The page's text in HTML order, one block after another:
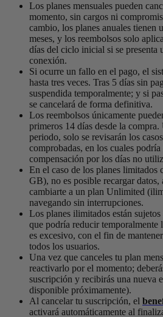
Los planes mensuales pueden
momento, sin cargos ni
cambio, los planes anuales tienen
meses, y los reembolsos solo
días del ciclo inicial si se presenta
conexión.
Si ocurre un fallo en el pago, el
hasta tres veces. Tras 5 días sin
suspendida temporalmente; y si
se cancelará de forma definitiva.
Los reembolsos únicamente
primeros 14 días desde la compra.
periodo, solo se revisarán los
comprobadas, en los cuales
compensación por los días no
En el caso de los planes
GB), no es posible recargar datos,
cambiarte a un plan Unlimited
navegando sin interrupciones.
Los planes ilimitados están
que podría reducir temporalmente
es excesivo, con el fin de
todos los usuarios.
Una vez que canceles tu plan
reactivarlo por el momento;
suscripción y recibirás una nueva
disponible próximamente).
Al cancelar tu suscripción, el
activará automáticamente al